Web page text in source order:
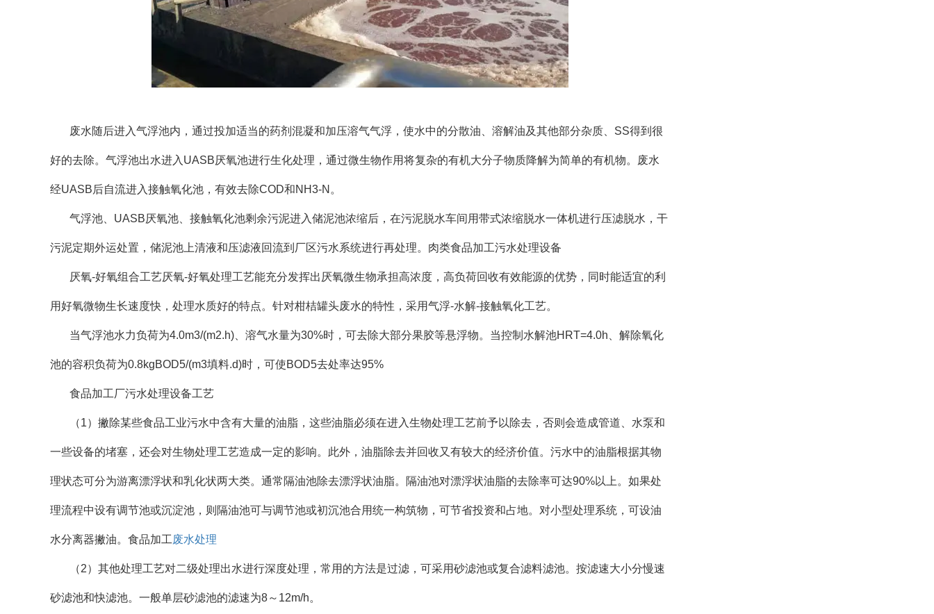
废水随后进入气浮池内，通过投加适当的药剂混凝和加压溶气气浮，使水中的分散油、溶解油及其他部分杂质、SS得到很
好的去除。气浮池出水进入UASB厌氧池进行生化处理，通过微生物作用将复杂的有机大分子物质降解为简单的有机物。废水
经UASB后自流进入接触氧化池，有效去除COD和NH3-N。
气浮池、UASB厌氧池、接触氧化池剩余污泥进入储泥池浓缩后，在污泥脱水车间用带式浓缩脱水一体机进行压滤脱水，干
污泥定期外运处置，储泥池上清液和压滤液回流到厂区污水系统进行再处理。肉类食品加工污水处理设备
厌氧-好氧组合工艺厌氧-好氧处理工艺能充分发挥出厌氧微生物承担高浓度，高负荷回收有效能源的优势，同时能适宜的利
用好氧微物生长速度快，处理水质好的特点。针对柑桔罐头废水的特性，采用气浮-水解-接触氧化工艺。
当气浮池水力负荷为4.0m3/(m2.h)、溶气水量为30%时，可去除大部分果胶等悬浮物。当控制水解池HRT=4.0h、解除氧化
池的容积负荷为0.8kgBOD5/(m3填料.d)时，可使BOD5去处率达95%
食品加工厂污水处理设备工艺
（1）撇除某些食品工业污水中含有大量的油脂，这些油脂必须在进入生物处理工艺前予以除去，否则会造成管道、水泵和
一些设备的堵塞，还会对生物处理工艺造成一定的影响。此外，油脂除去并回收又有较大的经济价值。污水中的油脂根据其物
理状态可分为游离漂浮状和乳化状两大类。通常隔油池除去漂浮状油脂。隔油池对漂浮状油脂的去除率可达90%以上。如果处
理流程中设有调节池或沉淀池，则隔油池可与调节池或初沉池合用统一构筑物，可节省投资和占地。对小型处理系统，可设油
水分离器撇油。食品加工 废水处理
（2）其他处理工艺对二级处理出水进行深度处理，常用的方法是过滤，可采用砂滤池或复合滤料滤池。按滤速大小分慢速
砂滤池和快滤池。一般单层砂滤池的滤速为8～12m/h。